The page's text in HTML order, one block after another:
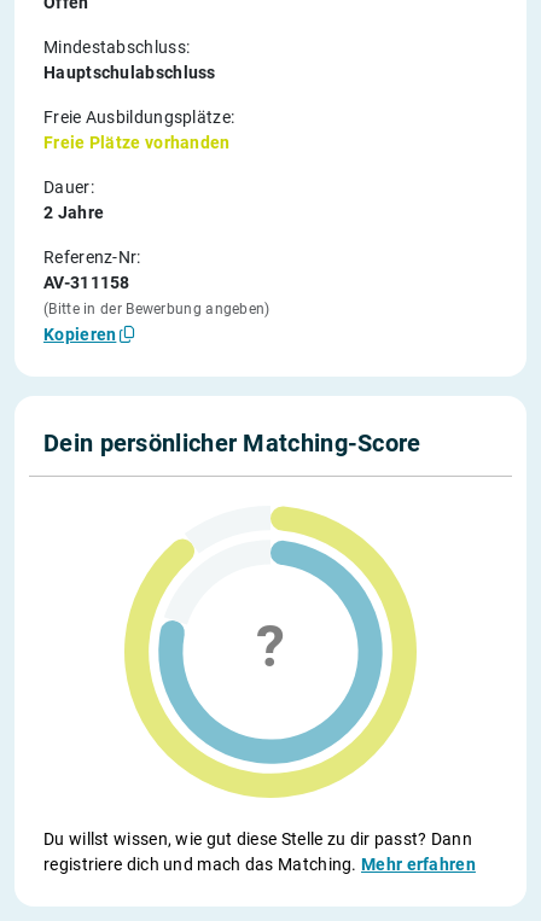
Mindestabschluss:
Hauptschulabschluss
Freie Ausbildungsplätze:
Freie Plätze vorhanden
Dauer:
2 Jahre
Referenz-Nr:
AV-311158
(Bitte in der Bewerbung angeben)
Kopieren
Dein persönlicher Matching-Score
Du willst wissen, wie gut diese Stelle zu dir passt? Dann
registriere dich und mach das Matching.Mehr erfahren